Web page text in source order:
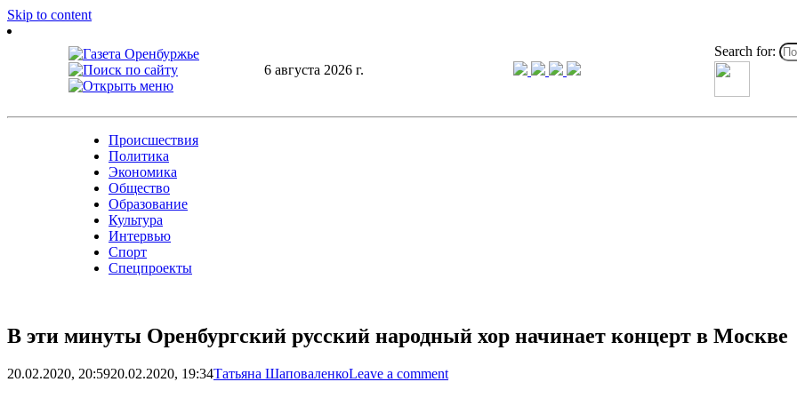
Skip to content
6 августа 2026 г.
Search for:
Происшествия
Политика
Экономика
Общество
Образование
Культура
Интервью
Спорт
Спецпроекты
В эти минуты Оренбургский русский народный хор начинает концерт в Москве
20.02.2020, 20:5920.02.2020, 19:34Татьяна ШаповаленкоLeave a comment